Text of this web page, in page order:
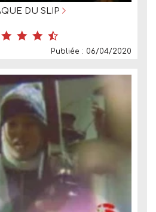
DU SLIP
Publiée : 06/04/2020